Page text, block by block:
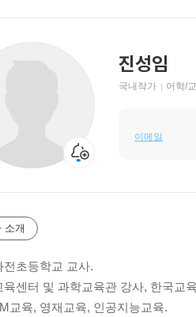
진성임
국내작가 어학/
이메일
소개
전초등학교 교사.
육센터 및 과학교육관 강사, 한국교
교육, 영재교육, 인공지능교육.